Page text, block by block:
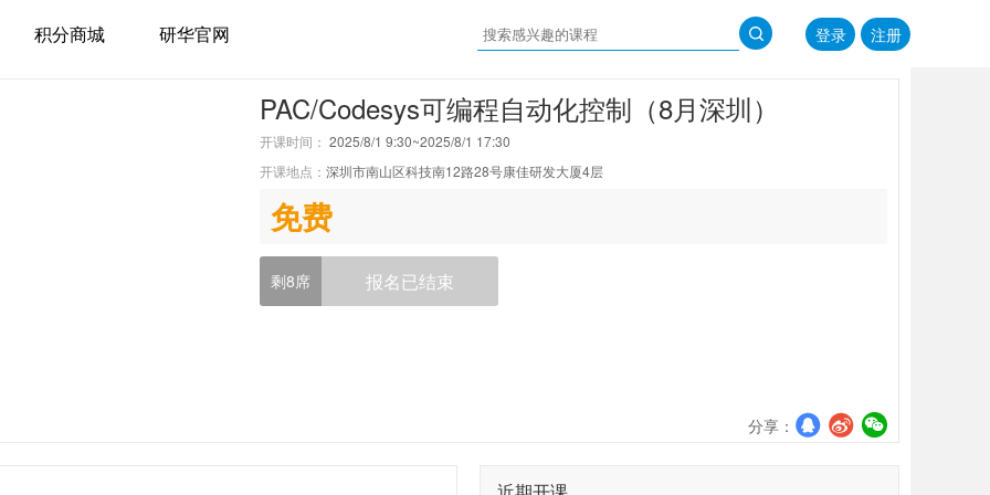
积分商城 研华官网 登录 注册
PAC/Codesys可编程自动化控制（8月深圳）
开课时间： 2025/8/1 9:30~2025/8/1 17:30
开课地点： 深圳市南山区科技南12路28号康佳研发大厦4层
免费
剩8席 报名已结束
分享：